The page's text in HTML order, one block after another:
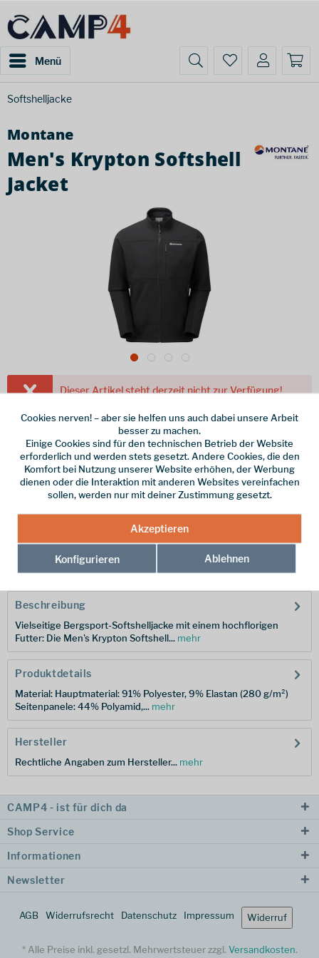
Menü
Softshelljacke
Montane
Men's Krypton Softshell
Jacket
Dieser Artikel steht derzeit nicht zur Verfügung!
120,00 € *
inkl. MwSt./ Versandkostenfrei!
Farbe
Größe
Hersteller-Nr.:
Beschreibung
Vielseitige Bergsport-Softshelljacke mit einem hochflorigen
Futter: Die Men's Krypton Softshell... mehr
Produktdetails
Material: Hauptmaterial: 91% Polyester, 9% Elastan (280 g/m²)
Seitenpanele: 44% Polyamid,... mehr
Hersteller
Rechtliche Angaben zum Hersteller... mehr
CAMP4 - ist für dich da
Shop Service
Informationen
Newsletter
AGB Widerrufsrecht Datenschutz Impressum Widerruf
* Alle Preise inkl. gesetzl. Mehrwertsteuer zzgl. Versandkosten.
Cookies nerven! – aber sie helfen uns auch dabei unsere Arbeit
besser zu machen.
Einige Cookies sind für den technischen Betrieb der Website
erforderlich und werden stets gesetzt. Andere Cookies, die den
Komfort bei Nutzung unserer Website erhöhen, der Werbung
dienen oder die Interaktion mit anderen Websites vereinfachen
sollen, werden nur mit deiner Zustimmung gesetzt.
Akzeptieren
Konfigurieren Ablehnen